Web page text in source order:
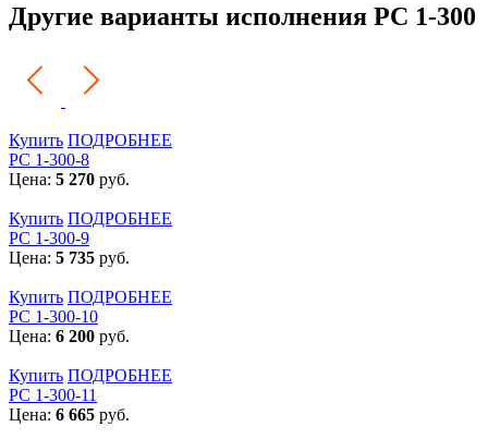
Другие варианты исполнения РС 1-300
Купить ПОДРОБНЕЕ
РС 1-300-8
Цена: 5 270 руб.
Купить ПОДРОБНЕЕ
РС 1-300-9
Цена: 5 735 руб.
Купить ПОДРОБНЕЕ
РС 1-300-10
Цена: 6 200 руб.
Купить ПОДРОБНЕЕ
РС 1-300-11
Цена: 6 665 руб.